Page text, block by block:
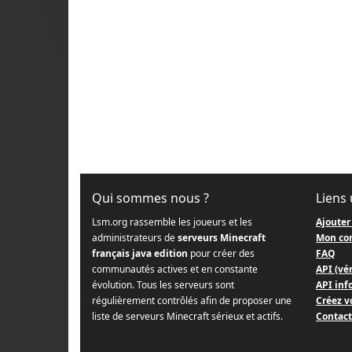
Qui sommes nous ?
Lsm.org rassemble les joueurs et les
administrateurs deserveurs Minecraft
français java edition pour créer des
communautés actives et en constante
évolution. Tous les serveurs sont
régulièrement contrôlés afin de proposer une
liste de serveurs Minecraft sérieux et actifs.
Liens
Mon
FAQ
API
API
Créez
Contact